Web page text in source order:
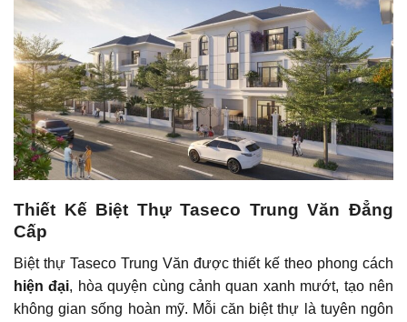
Thiết Kế Biệt Thự Taseco Trung Văn Đẳng
Cấp
Biệt thự Taseco Trung Văn được thiết kế theo phong cách
hiện đại, hòa quyện cùng cảnh quan xanh mướt, tạo nên
không gian sống hoàn mỹ. Mỗi căn biệt thự là tuyên ngôn